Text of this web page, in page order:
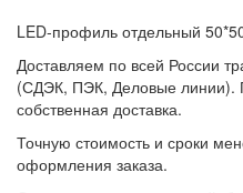
LED-профиль отдельный
Доставляем по всей России
(СДЭК, ПЭК, Деловые линии).
собственная доставка.
Точную стоимость и сроки
оформления заказа.